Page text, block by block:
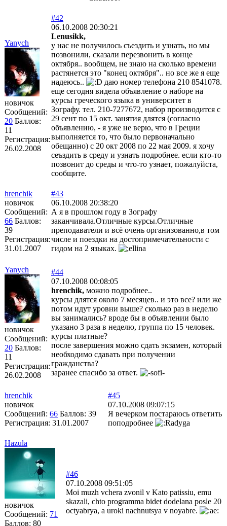
Yanych
новичок
Сообщений:
20 Баллов:
11
Регистрация:
26.02.2008
#42
06.10.2008 20:30:21
Lenusikk,
у нас не получилось съездить и узнать, но мы
позвонили, сказали перезвонить в конце
октября.. вообщем, не знаю на сколько времени
растянется это "конец октября".. но все же я еще
надеюсь..
даю номер телефона 210 8541078.
еще сегодня видела объявление о наборе на
курсы греческого языка в университет в
Зографу. тел. 210-7277672, набор производится с
29 сент по 15 окт. занятия длятся (согласно
объявлению, - я уже не верю, что в Греции
выполняется то, что было первоначально
обещанно) с 20 окт 2008 по 22 мая 2009. я хочу
сеъздить в среду и узнать подробнее. если кто-то
позвонит до среды и что-то узнает, пожалуйста,
сообщите.
hrenchik
новичок
Сообщений:
66 Баллов:
39
Регистрация:
31.01.2007
#43
06.10.2008 20:38:20
А я в прошлом году в Зографу
заканчивала.Отличные курсы.Отличные
преподаватели и всё очень организованно,в том
числе и поездки на достопримечательности с
гидом на 2 языках.
Yanych
новичок
Сообщений:
20 Баллов:
11
Регистрация:
26.02.2008
#44
07.10.2008 00:08:05
hrenchik, можно подробнее..
курсы длятся около 7 месяцев.. и это все? или же
потом идут уровни выше? сколько раз в неделю
вы занимались? вроде бы в объявлении было
указано 3 раза в неделю, группа по 15 человек.
курсы платные?
после завершения можно сдать экзамен, который
необходимо сдавать при получении
гражданства?
заранее спасибо за ответ.
hrenchik
новичок
Сообщений: 66 Баллов: 39
Регистрация: 31.01.2007
#45
07.10.2008 09:07:15
Я вечерком постараюсь ответить
поподробнее
Hazula
новичок
Сообщений: 71
Баллов: 80
#46
07.10.2008 09:51:05
Moi muzh vchera zvonil v Kato patissiu, emu
skazali, chto programma bidet dodelana posle 20
octyabrya, a uroki nachnutsya v noyabre.